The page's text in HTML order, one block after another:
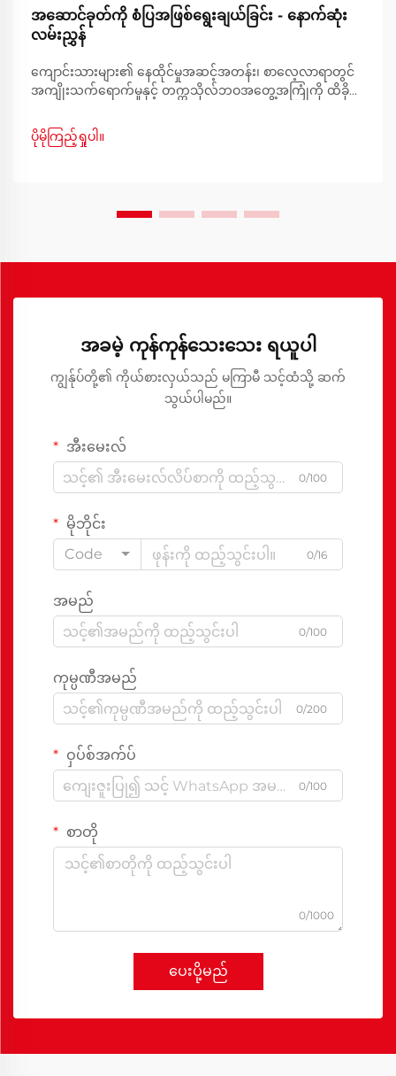
အဆောင်ခုတ်ကို စံပြအဖြစ်ရွေးချယ်ခြင်း - နောက်ဆုံး
လမ်းညွှန်
ကျောင်းသားများ၏ နေထိုင်မှုအဆင့်အတန်း၊ စာလေ့လာရာတွင်
အကျိုးသက်ရောက်မှုနှင့် တက္ကသိုလ်ဘဝအတွေ့အကြုံကို ထိခိုက်
သတိထားရမည်ဖြစ်သည်။ ကျောင်းသားနေအိမ်အများစုတွင်
နေရာကန့်သတ်ချက်များနှင့် စည်းကမ်းချက်များရှိသောကြောင့်
ပိုမိုကြည့်ရှုပါ။
အခမဲ့ ကုန်ကုန်သေးသေး ရယူပါ
ကျွန်ုပ်တို့၏ ကိုယ်စားလှယ်သည် မကြာမီ သင့်ထံသို့ ဆက်
သွယ်ပါမည်။
အီးမေးလ်
0/100
မိုဘိုင်း
Code
0/16
အမည်
0/100
ကုမ္ပဏီအမည်
0/200
ဝှပ်စ်အက်ပ်
0/100
စာတို
0/1000
ပေးပို့မည်